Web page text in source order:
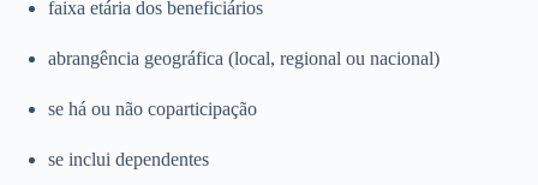
faixa etária dos beneficiários
abrangência geográfica (local, regional ou nacional)
se há ou não coparticipação
se inclui dependentes